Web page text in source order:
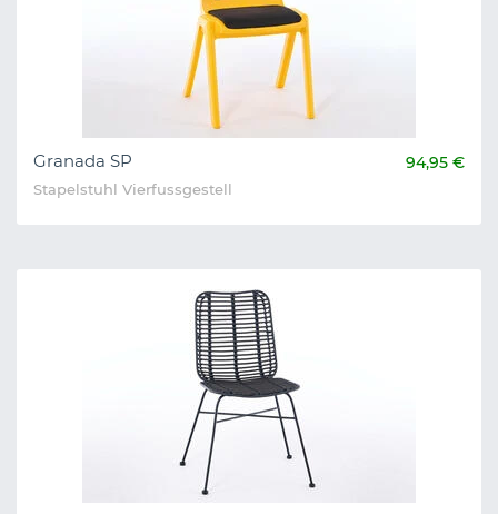
Granada SP 94,95 €
Stapelstuhl Vierfussgestell